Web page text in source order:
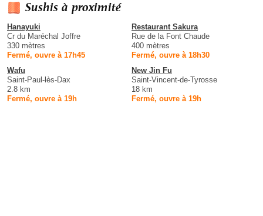
Sushis à proximité
Hanayuki
Cr du Maréchal Joffre
330 mètres
Fermé, ouvre à 17h45
Restaurant Sakura
Rue de la Font Chaude
400 mètres
Fermé, ouvre à 18h30
Wafu
Saint-Paul-lès-Dax
2.8 km
Fermé, ouvre à 19h
New Jin Fu
Saint-Vincent-de-Tyrosse
18 km
Fermé, ouvre à 19h